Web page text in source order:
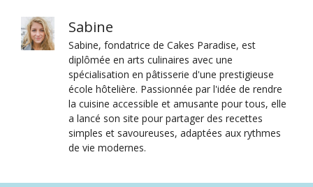
Sabine
Sabine, fondatrice de Cakes Paradise, est
diplômée en arts culinaires avec une
spécialisation en pâtisserie d'une prestigieuse
école hôtelière. Passionnée par l'idée de rendre
la cuisine accessible et amusante pour tous, elle
a lancé son site pour partager des recettes
simples et savoureuses, adaptées aux rythmes
de vie modernes.